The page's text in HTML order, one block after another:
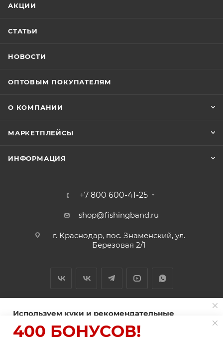
АКЦИИ
СТАТЬИ
НОВОСТИ
ОПТОВЫМ ПОКУПАТЕЛЯМ
О КОМПАНИИ
МАРКЕТПЛЕЙСЫ
ИНФОРМАЦИЯ
+7 800 600-41-25
shop@fishingband.ru
г. Краснодар, пос. Знаменский, ул.
Березовая 2/1
2026 © ИП Нитиевский А.В.
Используем куки и рекомендательные
400 БОНУСОВ!